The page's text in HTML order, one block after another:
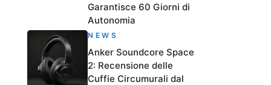
Garantisce 60 Giorni di
Autonomia
NEWS
Anker Soundcore Space
2: Recensione delle
Cuffie Circumurali dal